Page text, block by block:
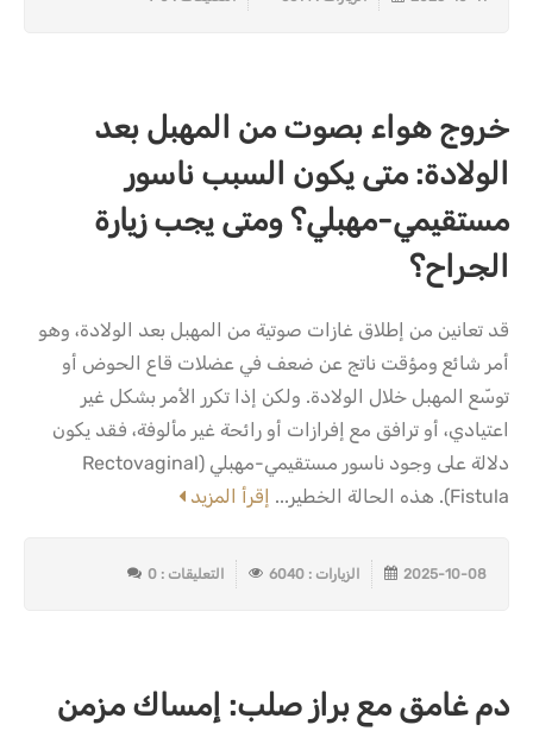
خروج هواء بصوت من المهبل بعد
الولادة: متى يكون السبب ناسور
مستقيمي-مهبلي؟ ومتى يجب زيارة
الجراح؟
قد تعانين من إطلاق غازات صوتية من المهبل بعد الولادة، وهو
أمر شائع ومؤقت ناتج عن ضعف في عضلات قاع الحوض أو
توسّع المهبل خلال الولادة. ولكن إذا تكرر الأمر بشكل غير
اعتيادي، أو ترافق مع إفرازات أو رائحة غير مألوفة، فقد يكون
دلالة على وجود ناسور مستقيمي-مهبلي (Rectovaginal
Fistula). هذه الحالة الخطير...
إقرأ المزيد
2025-10-08 الزيارات : 6040 التعليقات : 0
دم غامق مع براز صلب: إمساك مزمن